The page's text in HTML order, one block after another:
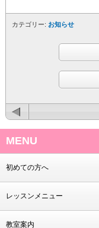
カテゴリー: お知らせ
MENU
初めての方へ
レッスンメニュー
教室案内